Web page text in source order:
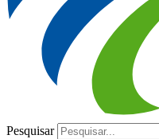
Pesquisar